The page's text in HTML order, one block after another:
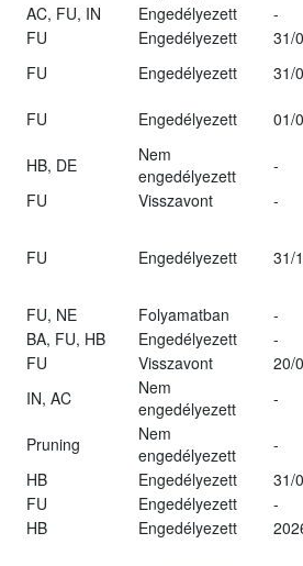
AC, FU, IN Engedélyezett
-
FU Engedélyezett
31/
FU Engedélyezett
31/
FU Engedélyezett 01/
HB, DE
Nem
engedélyezett
-
FU Visszavont
-
FU Engedélyezett 31/
FU, NE Folyamatban
-
BA, FU, HB Engedélyezett
-
FU Visszavont
20/
IN, AC
Nem
engedélyezett
-
Pruning
Nem
engedélyezett
-
HB Engedélyezett
31/
FU Engedélyezett
-
HB Engedélyezett